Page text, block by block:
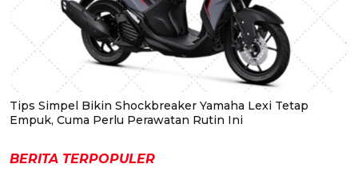
Tips Simpel Bikin Shockbreaker Yamaha Lexi Tetap
Empuk, Cuma Perlu Perawatan Rutin Ini
BERITA TERPOPULER